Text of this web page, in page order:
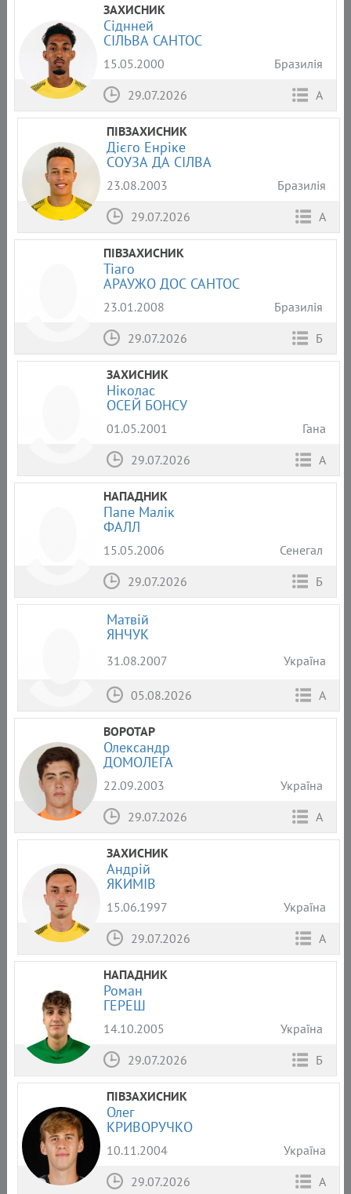
ЗАХИСНИК
Сіднней
СІЛЬВА САНТОС
15.05.2000
Бразилія
29.07.2026
А
ПІВЗАХИСНИК
Дієго Енріке
СОУЗА ДА СІЛВА
23.08.2003
Бразилія
29.07.2026
А
ПІВЗАХИСНИК
Тіаго
АРАУЖО ДОС САНТОС
23.01.2008
Бразилія
29.07.2026
Б
ЗАХИСНИК
Ніколас
ОСЕЙ БОНСУ
01.05.2001
Гана
29.07.2026
А
НАПАДНИК
Папе Малік
ФАЛЛ
15.05.2006
Сенегал
29.07.2026
Б
Матвій
ЯНЧУК
31.08.2007 Україна
05.08.2026 А
ВОРОТАР
Олександр
ДОМОЛЕГА
22.09.2003
Україна
29.07.2026
А
ЗАХИСНИК
Андрій
ЯКИМІВ
15.06.1997
Україна
29.07.2026
А
НАПАДНИК
Роман
ГЕРЕШ
14.10.2005
Україна
29.07.2026
Б
ПІВЗАХИСНИК
Олег
КРИВОРУЧКО
10.11.2004
Україна
29.07.2026
А